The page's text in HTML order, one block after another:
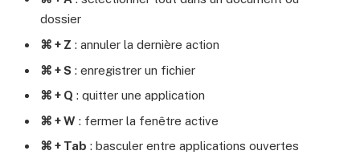
dossier
⌘ + Z : annuler la dernière action
⌘ + S : enregistrer un fichier
⌘ + Q : quitter une application
⌘ + W : fermer la fenêtre active
⌘ + Tab : basculer entre applications ouvertes